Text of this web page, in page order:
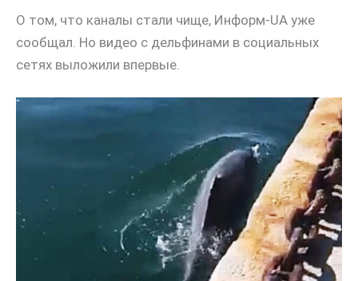
О том, что каналы стали чище, Информ-UA уже
сообщал. Но видео с дельфинами в социальных
сетях выложили впервые.